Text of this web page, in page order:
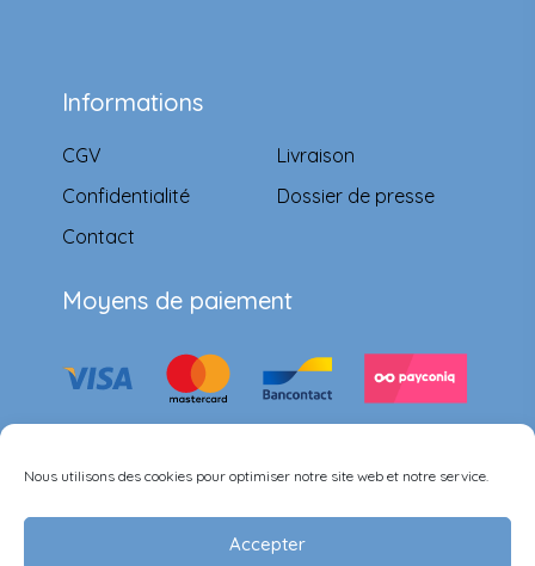
Nous utilisons des cookies pour optimiser notre site web et notre service.
Accepter
Informations
CGV
Confidentialité
Contact
Livraison
Dossier de presse
Moyens de paiement